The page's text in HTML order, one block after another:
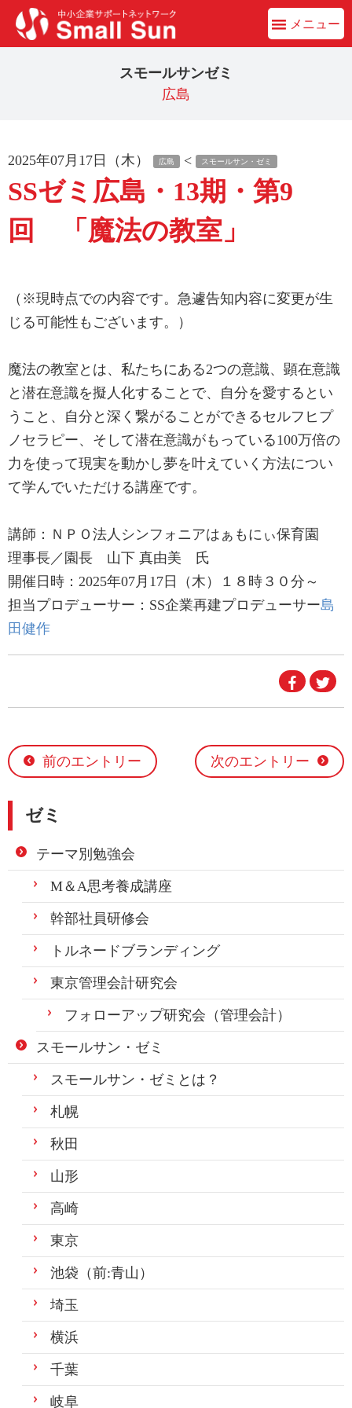
メニュー
スモールサンゼミ
広島
2025年07月17日（木） 広島 < スモールサン・ゼミ
SSゼミ広島・13期・第9
回 「魔法の教室」
（※現時点での内容です。急遽告知内容に変更が生
じる可能性もございます。）
魔法の教室とは、私たちにある2つの意識、顕在意識
と潜在意識を擬人化することで、自分を愛するとい
うこと、自分と深く繋がることができるセルフヒプ
ノセラピー、そして潜在意識がもっている100万倍の
力を使って現実を動かし夢を叶えていく方法につい
て学んでいただける講座です。
講師：ＮＰＯ法人シンフォニアはぁもにぃ保育園
理事長／園長 山下 真由美 氏
開催日時：2025年07月17日（木）１８時３０分～
担当プロデューサー：SS企業再建プロデューサー島
田健作
で
す
で
す
る
前のエントリー 次のエントリー
ゼミ
テーマ別勉強会
M＆A思考養成講座
幹部社員研修会
トルネードブランディング
東京管理会計研究会
フォローアップ研究会（管理会計）
スモールサン・ゼミ
スモールサン・ゼミとは？
札幌
秋田
山形
高崎
東京
池袋（前:青山）
埼玉
横浜
千葉
岐阜